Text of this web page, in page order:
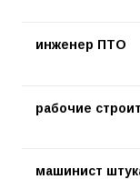
инженер ПТО
рабочие
машинист